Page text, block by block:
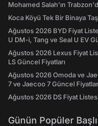
Mohamed Salah'ın
Koca Köyü Tek Bir Binaya
Ağustos 2026 BYD Fiyat
U DM-i, Tang ve Seal U EV
Ağustos 2026 Lexus Fiyat
LS Güncel Fiyatları
Ağustos 2026 Omoda ve
7 ve Jaecoo 7 Güncel
Ağustos 2026 DS Fiyat
Günün Popüler